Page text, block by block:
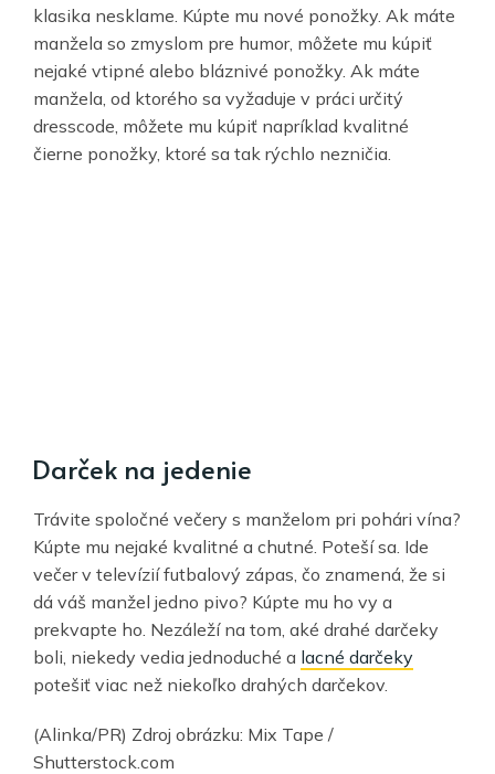
klasika nesklame. Kúpte mu nové ponožky. Ak máte
manžela so zmyslom pre humor, môžete mu kúpiť
nejaké vtipné alebo bláznivé ponožky. Ak máte
manžela, od ktorého sa vyžaduje v práci určitý
dresscode, môžete mu kúpiť napríklad kvalitné
čierne ponožky, ktoré sa tak rýchlo nezničia.
Darček na jedenie
Trávite spoločné večery s manželom pri pohári vína?
Kúpte mu nejaké kvalitné a chutné. Poteší sa. Ide
večer v televízií futbalový zápas, čo znamená, že si
dá váš manžel jedno pivo? Kúpte mu ho vy a
prekvapte ho. Nezáleží na tom, aké drahé darčeky
boli, niekedy vedia jednoduché a lacné darčeky
potešiť viac než niekoľko drahých darčekov.
(Alinka/PR) Zdroj obrázku: Mix Tape /
Shutterstock.com